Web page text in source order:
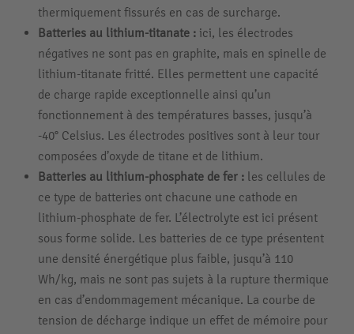
thermiquement fissurés en cas de surcharge.
Batteries au lithium-titanate : ici, les électrodes
négatives ne sont pas en graphite, mais en spinelle de
lithium-titanate fritté. Elles permettent une capacité
de charge rapide exceptionnelle ainsi qu’un
fonctionnement à des températures basses, jusqu’à
-40° Celsius. Les électrodes positives sont à leur tour
composées d’oxyde de titane et de lithium.
Batteries au lithium-phosphate de fer : les cellules de
ce type de batteries ont chacune une cathode en
lithium-phosphate de fer. L’électrolyte est ici présent
sous forme solide. Les batteries de ce type présentent
une densité énergétique plus faible, jusqu’à 110
Wh/kg, mais ne sont pas sujets à la rupture thermique
en cas d’endommagement mécanique. La courbe de
tension de décharge indique un effet de mémoire pour